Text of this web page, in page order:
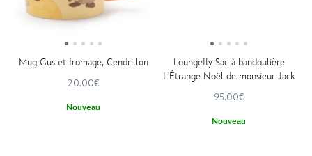
Mug Gus et fromage, Cendrillon
20.00€
Nouveau
Loungefly Sac à bandoulière
L'Étrange Noël de monsieur Jack
95.00€
Nouveau